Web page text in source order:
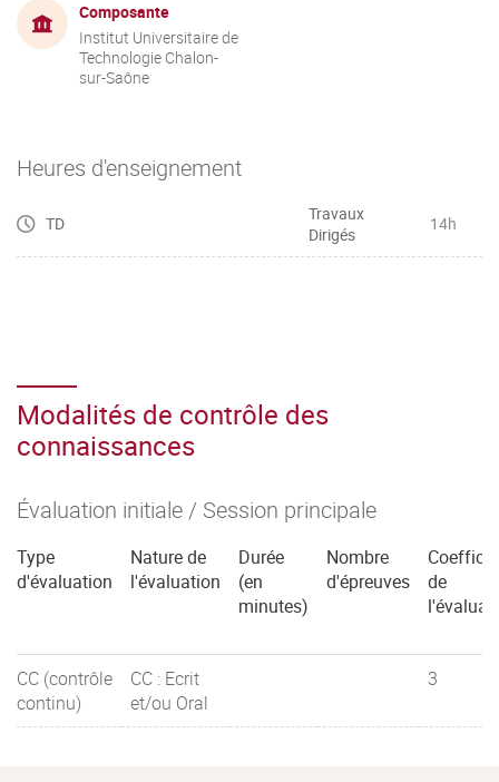
Composante
Institut Universitaire de
Technologie Chalon-
sur-Saône
Heures d'enseignement
TD
Travaux
Dirigés
14h
Modalités de contrôle des
connaissances
Évaluation initiale / Session principale
Type
d'évaluation
Nature de
l'évaluation
Durée
(en
minutes)
Nombre
d'épreuves
de
CC (contrôle
continu)
CC : Ecrit
et/ou Oral
3